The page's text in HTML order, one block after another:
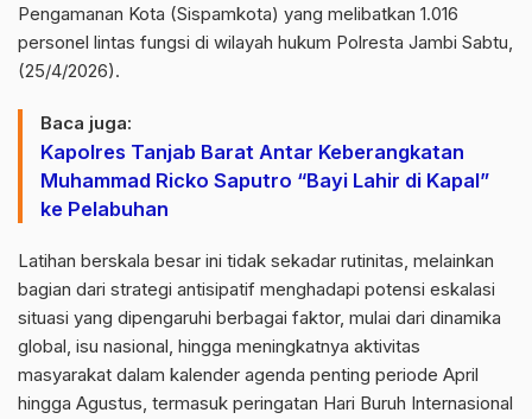
Pengamanan Kota (Sispamkota) yang melibatkan 1.016
personel lintas fungsi di wilayah hukum Polresta Jambi Sabtu,
(25/4/2026).
Baca juga:
Kapolres Tanjab Barat Antar Keberangkatan
Muhammad Ricko Saputro “Bayi Lahir di Kapal”
ke Pelabuhan
Latihan berskala besar ini tidak sekadar rutinitas, melainkan
bagian dari strategi antisipatif menghadapi potensi eskalasi
situasi yang dipengaruhi berbagai faktor, mulai dari dinamika
global, isu nasional, hingga meningkatnya aktivitas
masyarakat dalam kalender agenda penting periode April
hingga Agustus, termasuk peringatan Hari Buruh Internasional